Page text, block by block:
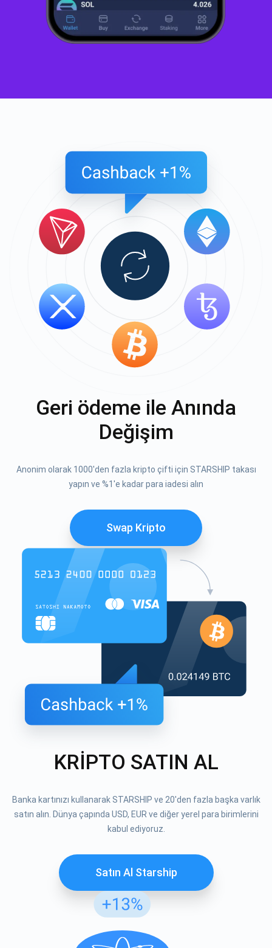
Geri ödeme ile Anında
Değişim
Anonim olarak 1000'den fazla kripto çifti için STARSHIP takası
yapın ve %1'e kadar para iadesi alın
Swap Kripto
KRİPTO SATIN AL
Banka kartınızı kullanarak STARSHIP ve 20'den fazla başka varlık
satın alın. Dünya çapında USD, EUR ve diğer yerel para birimlerini
kabul ediyoruz.
Satın Al Starship